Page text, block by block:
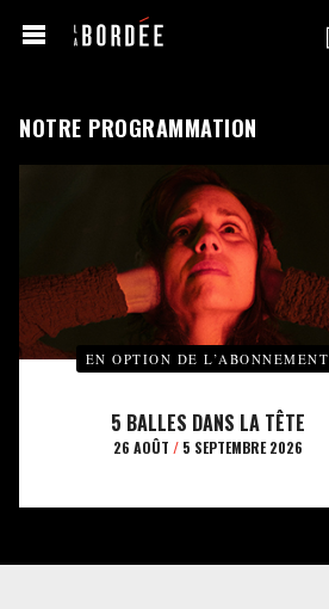
NOTRE PROGRAMMATION
EN OPTION DE L’ABONNEMENT
5 BALLES DANS LA TÊTE
26 AOÛT /5 SEPTEMBRE 2026